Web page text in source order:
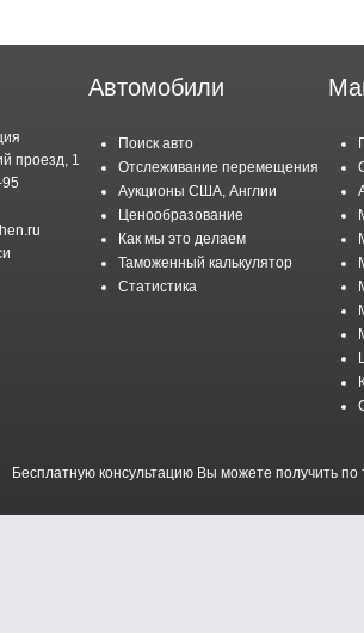
проезд, 1
Автомобили
Поиск авто
Отслеживание перемещения
Аукционы США, Англии
Ценообразование
Как мы это делаем
Таможенный калькулятор
Статистика
Бесплатную консультацию Вы можете получить